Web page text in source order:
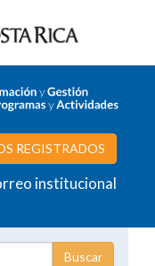
REGISTRADOS
institucional